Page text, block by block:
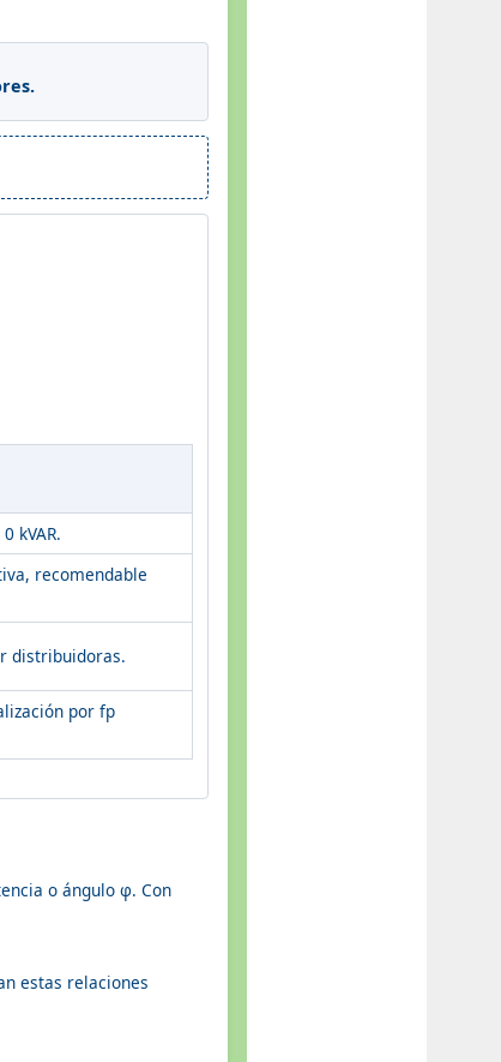
kVAR.
recomendable
distribuidoras.
por fp
o ángulo φ. Con
estas relaciones